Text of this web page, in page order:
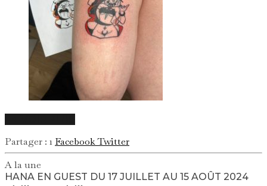
1 FacebookTwitter
A la une
HANA EN GUEST DU 17 JUILLET AU 15 AOÛT 2024